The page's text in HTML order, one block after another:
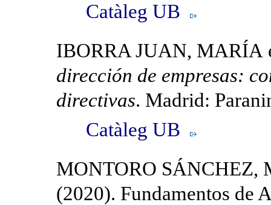
Catàleg UB
IBORRA JUAN, MARÍA
dirección de empresas:
directivas. Madrid:
Catàleg UB
MONTORO SÁNCHEZ,
(2020). Fundamentos de